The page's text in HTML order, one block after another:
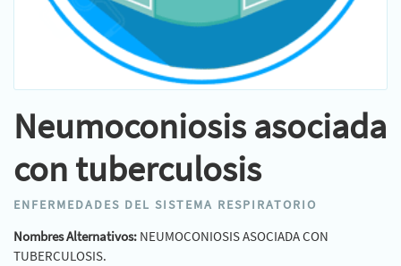
Neumoconiosis asociada
con tuberculosis
ENFERMEDADES DEL SISTEMA RESPIRATORIO
Nombres Alternativos: NEUMOCONIOSIS ASOCIADA CON
TUBERCULOSIS.